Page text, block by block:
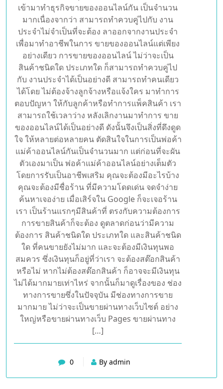
23, Jun 2022
ก่อนเปิดร้านค้าออนไลน์ ต้องมีอะไร
บ้าง
แน่นอนว่าในปัจจุบันนี้ มีคนสนใจอยากเริ่มต้น
เข้ามาทำธุรกิจขายของออนไลน์กัน เป็นจำนวน
มากเนื่องจากว่า สามารถทำควบคู่ไปกับ งาน
ประจำไม่จำเป็นที่จะต้อง ลาออกจากงานประจำ
เพื่อมาทำอาชีพในการ ขายของออนไลน์แต่เพียง
อย่างเดียว การขายของออนไลน์ ไม่ว่าจะเป็น
สินค้าชนิดใด ประเภทใด ก็สามารถทำควบคู่ไป
กับ งานประจำได้เป็นอย่างดี สามารถทำคนเดียว
ได้โดย ไม่ต้องจ้างลูกจ้างหรือแจ้งใคร มาทำการ
ตอบปัญหา ให้กับลูกค้าหรือทำการแพ็คสินค้า เรา
สามารถใช้เวลาว่าง หลังเลิกงานมาทำการ ขาย
ของออนไลน์ได้เป็นอย่างดี ดังนั้นจึงเป็นสิ่งที่ดึงดูด
ใจ ให้หลายต่อหลายคน ตัดสินใจในการเป็นพ่อค้า
แม่ค้าออนไลน์กันเป็นจำนวนมาก แต่ก่อนที่จะผัน
ตัวเองมาเป็น พ่อค้าแม่ค้าออนไลน์อย่างเต็มตัว
โดยการรับเป็นอาชีพเสริม คุณจะต้องมีอะไรบ้าง
คุณจะต้องมีชื่อร้าน ที่มีความโดดเด่น จดจำง่าย
ค้นหาเจอง่าย เมื่อเสิร์จใน Google ก็จะเจอร้าน
เรา เป็นร้านแรกๆมีสินค้าที่ ตรงกับความต้องการ
การขายสินค้าก็จะต้อง ดูตลาดก่อนว่ามีความ
ต้องการ สินค้าชนิดใด ประเภทใด และสินค้าชนิด
ใด ที่คนขายยังไม่มาก และจะต้องมีเงินทุนพอ
สมควร ซึ่งเงินทุนก็อยู่ที่ว่าเรา จะต้องสต๊อกสินค้า
หรือไม่ หากไม่ต้องสต๊อกสินค้า ก็อาจจะมีเงินทุน
ไม่ได้มากมายเท่าไหร่ จากนั้นก็มาดูเรื่องของ ช่อง